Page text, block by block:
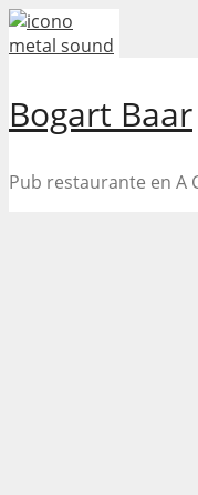
Skip
to
Bogart Baar
Pub restaurante en A